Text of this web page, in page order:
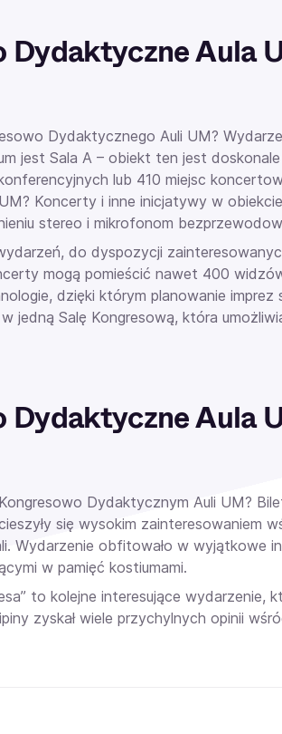
Aula
Dydaktycznego Auli UM?
jest Sala A – obiekt ten jest
lub 410 miejsc
Koncerty i inne inicjatywy w
stereo i mikrofonom
do dyspozycji
mogą pomieścić nawet 400
dzięki którym planowanie
jedną Salę Kongresową, która
Aula
Dydaktycznym Auli UM?
się wysokim zainteresowaniem
Wydarzenie obfitowało w wyjątkowe
w pamięć kostiumami.
to kolejne interesujące wydarzenie,
zyskał wiele przychylnych opinii